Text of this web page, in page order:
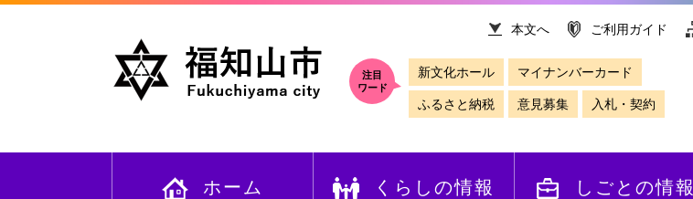
本文へ ご利用ガイド
注目
ワード
新文化ホール マイナンバーカード
ふるさと納税 意見募集 入札・契約
ホーム くらしの情報 しごとの情報